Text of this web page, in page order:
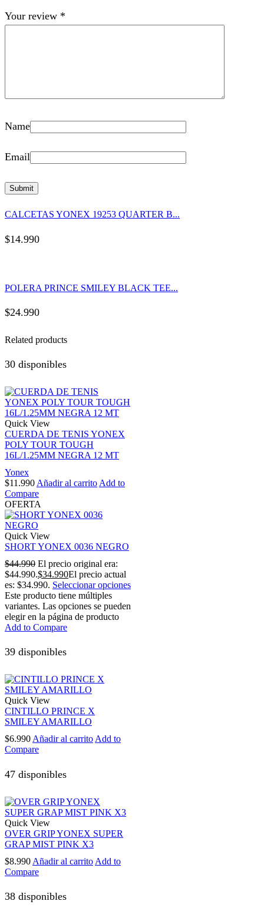
Your review *
Name
Email
CALCETAS YONEX 19253 QUARTER B...
$14.990
POLERA PRINCE SMILEY BLACK TEE...
$24.990
Related products
30 disponibles
Quick View
CUERDA DE TENIS YONEX
POLY TOUR TOUGH
16L/1.25MM NEGRA 12 MT
Yonex
$11.990 Añadir al carrito Add to
Compare
OFERTA
Quick View
SHORT YONEX 0036 NEGRO
$44.990 El precio original era:
$44.990.$34.990El precio actual
es: $34.990. Seleccionar opciones
Este producto tiene múltiples
variantes. Las opciones se pueden
elegir en la página de producto
Add to Compare
39 disponibles
Quick View
CINTILLO PRINCE X
SMILEY AMARILLO
$6.990Añadir al carritoAdd to
Compare
47 disponibles
Quick View
OVER GRIP YONEX SUPER
GRAP MIST PINK X3
$8.990 Añadir al carrito Add to
Compare
38 disponibles